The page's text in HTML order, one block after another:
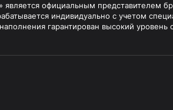
официальным представителем
индивидуально с учетом
гарантирован высокий уровень